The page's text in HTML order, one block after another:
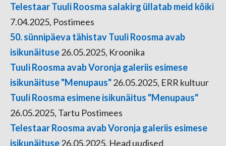
Telestaar Tuuli Roosma salakirg üllatab meid kõiki
7.04.2025, Postimees
50. sünnipäeva tähistav Tuuli Roosma avab
isikunäituse26.05.2025, Kroonika
Tuuli Roosma avab Voronja galeriis esimese
isikunäituse "Menupaus"26.05.2025, ERR kultuur
Tuuli Roosma esimene isikunäitus "Menupaus"
26.05.2025, Tartu Postimees
Telestaar Roosma avab Voronja galeriis esimese
isikunäituse26.05.2025, Head uudised